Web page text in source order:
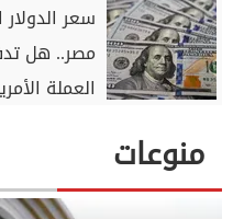
مصر.. هل
العملة
منوعات